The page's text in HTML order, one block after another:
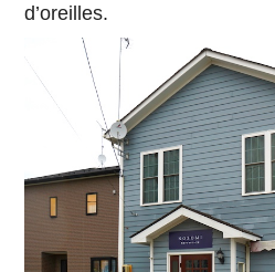
d’oreilles.